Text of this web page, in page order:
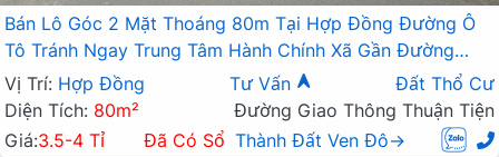
Bán Lô Góc 2 Mặt Thoáng 80m Tại Hợp Đồng Đường Ô
Tô Tránh Ngay Trung Tâm Hành Chính Xã Gần Đường
TL419
Vị Trí: Hợp Đồng Tư Vấn
Đất Thổ Cư
Diện Tích: 80m²
Đường Giao Thông Thuận Tiện
Giá:3.5-4 Tỉ Đã Có Sổ Thành Đất Ven Đô→